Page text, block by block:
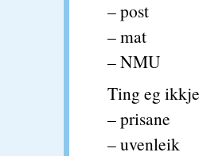
– post
– mat
– NMU
Ting eg
– prisane
– uvenleik